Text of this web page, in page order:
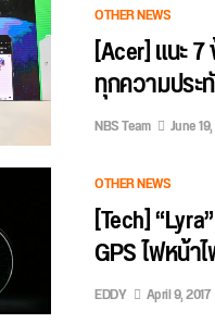
OTHER NEWS
[Acer] แนะ
ทุกความประ
NBS Team June
OTHER NEWS
[Tech]
GPS ไฟหน้
EDDY April 9, 2017